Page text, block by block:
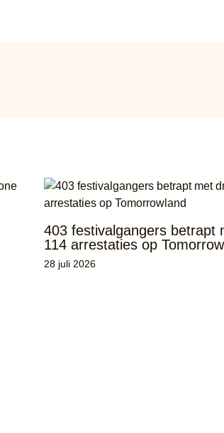
403 festivalgangers betrapt
114 arrestaties op
28 juli 2026